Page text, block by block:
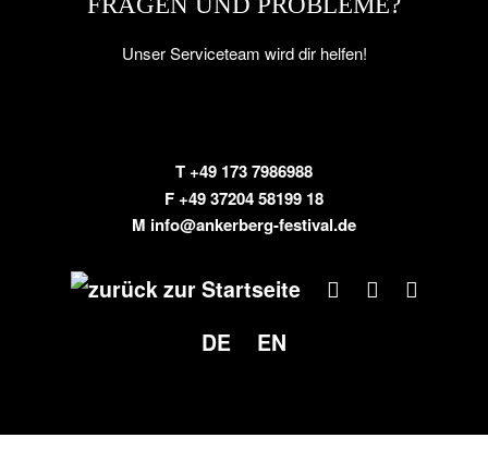
Unser Serviceteam wird dir helfen!
T+49 173 7986988
F +49 37204 58199 18
M info@ankerberg-festival.de
DE EN